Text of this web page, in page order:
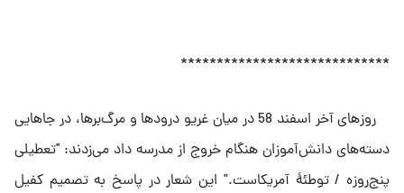
*****************************
روزهاى آخر اسفند 58 در میان غریو درودها و مرگ‌برها، در جاهایى
دسته‌هاى دانش‌آموزان هنگام خروج از مدرسه داد مى‌زدند: ''تعطیلى
پنج‌روزه / توطئۀ آمریکاست." این شعار در پاسخ به تصمیم کفیل